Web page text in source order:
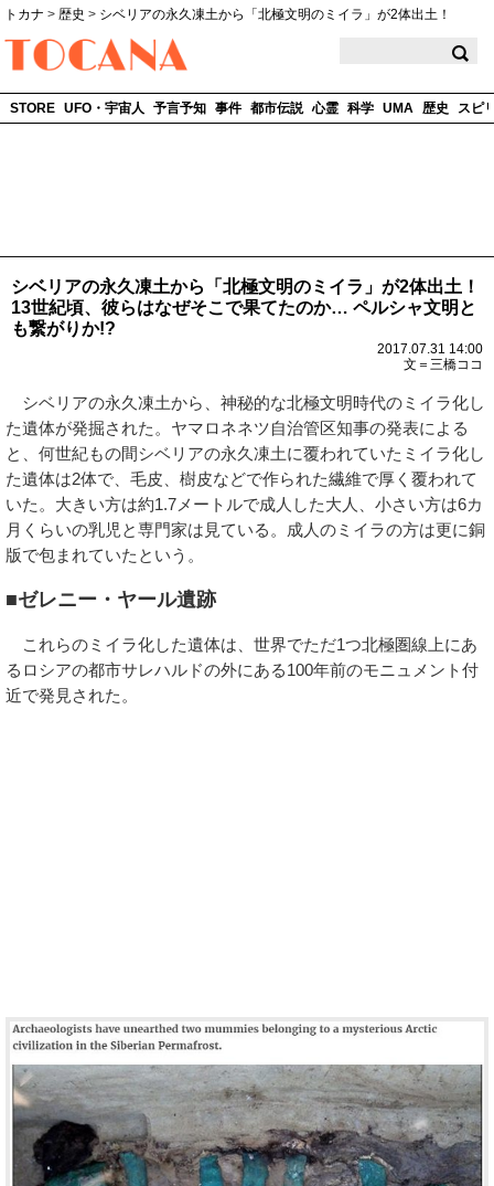
トカナ > 歴史 > シベリアの永久凍土から「北極文明のミイラ」が2体出土！
STORE UFO・宇宙人 予言予知 事件 都市伝説 心霊 科学 UMA 歴史 スピ
シベリアの永久凍土から「北極文明のミイラ」が2体出土！
13世紀頃、彼らはなぜそこで果てたのか… ペルシャ文明と
も繋がりか!?
2017.07.31 14:00
文＝三橋ココ
シベリアの永久凍土から、神秘的な北極文明時代のミイラ化し
た遺体が発掘された。ヤマロネネツ自治管区知事の発表による
と、何世紀もの間シベリアの永久凍土に覆われていたミイラ化し
た遺体は2体で、毛皮、樹皮などで作られた繊維で厚く覆われて
いた。大きい方は約1.7メートルで成人した大人、小さい方は6カ
月くらいの乳児と専門家は見ている。成人のミイラの方は更に銅
版で包まれていたという。
■ゼレニー・ヤール遺跡
これらのミイラ化した遺体は、世界でただ1つ北極圏線上にあ
るロシアの都市サレハルドの外にある100年前のモニュメント付
近で発見された。